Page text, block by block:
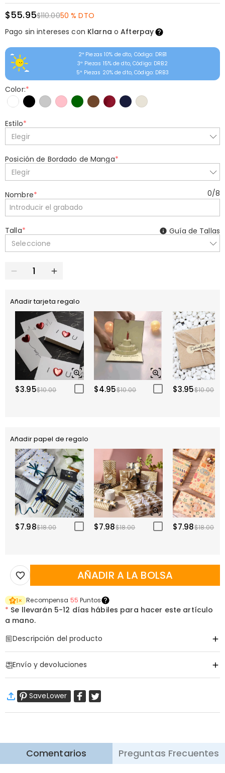
$55.95$110.0050 % DTO
Pago sin intereses con Klarna oAfterpay
2ª Piezas 10% de dto, Código: DRB1
3ª Piezas 15% de dto, Código: DRB2
5ª Piezas 20% de dto, Código: DRB3
Color:*
Estilo*
Elegir
Posición de Bordado de Manga*
Elegir
Nombre* 0/8
Talla*
Seleccione
Guía de Tallas
Añadir tarjeta regalo
$3.95$10.00 $4.95$10.00 $3.95$10.00
Añadir papel de regalo
$7.98$18.00 $7.98$18.00 $7.98$18.00
AÑADIR A LA BOLSA
1× Recompensa 55 Puntos
* Se llevarán 5-12 días hábiles para hacer este artículo
a mano.
Descripción del producto
Información básica
Tela:Poliéster, Cotton
Envío y devoluciones
Envío Estándar:9-18
Días Laborables
Saber más
SaveLower
Comentarios Preguntas Frecuentes